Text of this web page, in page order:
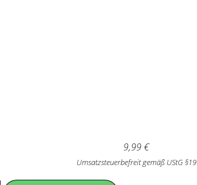
9,99€
Umsatzsteuerbefreit gemäß UStG §19